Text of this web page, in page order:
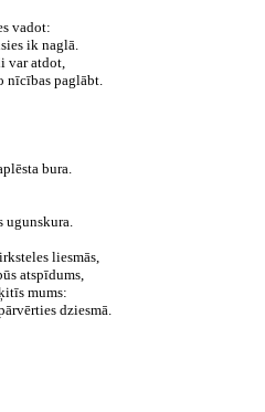
vadot:
ik naglā.
var atdot,
nīcības paglābt.
bura.
ugunskura.
liesmās,
atspīdums,
mums:
dziesmā.